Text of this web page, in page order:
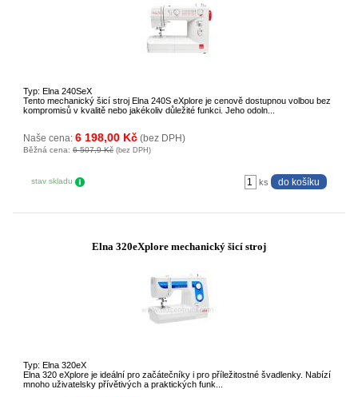
Typ: Elna 240SeX
Tento mechanický šicí stroj Elna 240S eXplore je cenově dostupnou volbou bez
kompromisů v kvalitě nebo jakékoliv důležité funkci. Jeho odoln...
Naše cena: 6 198,00 Kč (bez DPH)
Běžná cena: 6 507,9 Kč (bez DPH)
stav skladu ks
Elna 320eXplore mechanický šicí stroj
Typ: Elna 320eX
Elna 320 eXplore je ideální pro začátečníky i pro příležitostné švadlenky. Nabízí
mnoho uživatelsky přívětivých a praktických funk...